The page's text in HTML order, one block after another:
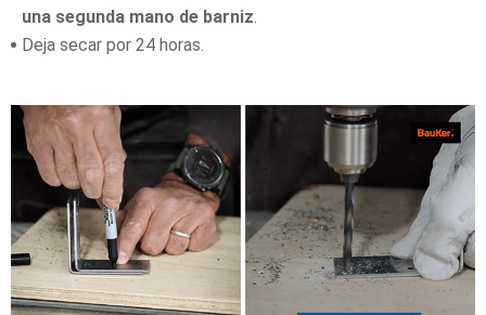
una segunda mano de barniz.
Deja secar por 24 horas.